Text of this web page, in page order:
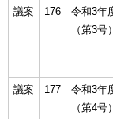
議案
176
令和3年
（第3号）
議案
177
令和3年
（第4号）